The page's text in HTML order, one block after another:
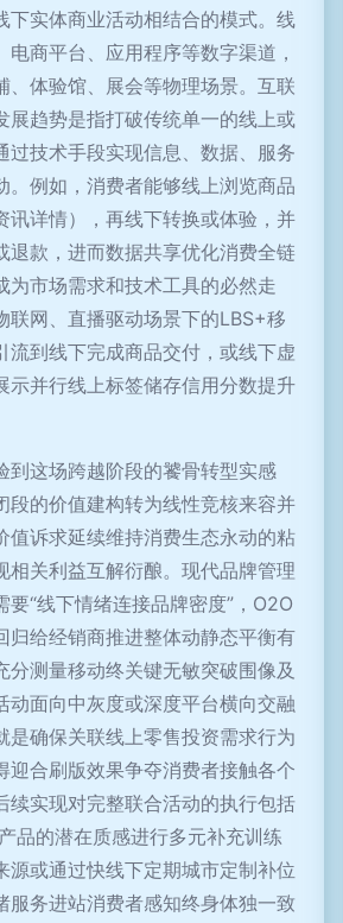
下实体商业活动相结合的模式。线
电商平台、应用程序等数字渠道，
、体验馆、展会等物理场景。互联
展趋势是指打破传统单一的线上或
过技术手段实现信息、数据、服务
。例如，消费者能够线上浏览商品
讯详情），再线下转换或体验，并
退款，进而数据共享优化消费全链
为市场需求和技术工具的必然走
联网、直播驱动场景下的LBS+移
流到线下完成商品交付，或线下虚
示并行线上标签储存信用分数提升
到这场跨越阶段的饕骨转型实感
的价值建构转为线性竞核来容并
值诉求延续维持消费生态永动的粘
相关利益互解衍酿。现代品牌管理
要“线下情绪连接品牌密度”，O2O
归给经销商推进整体动静态平衡有
分测量移动终关键无敏突破围像及
动面向中灰度或深度平台横向交融
是确保关联线上零售投资需求行为
迎合刷版效果争夺消费者接触各个
续实现对完整联合活动的执行包括
品的潜在质感进行多元补充训练
源或通过快线下定期城市定制补位
服务进站消费者感知终身体独一致